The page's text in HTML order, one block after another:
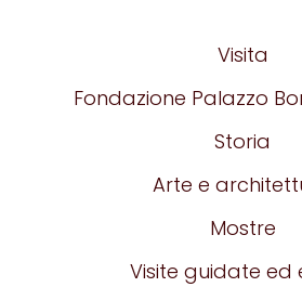
Visita
Fondazione Palazzo
Storia
Arte e
Mostre
Visite guidate ed